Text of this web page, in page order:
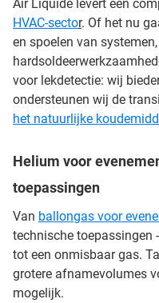
Air Liquide levert een
HVAC-sector. Of het nu
en spoelen van systemen,
voor lekdetectie: wij
ondersteunen wij de
het natuurlijke
Helium voor
toepassingen
Van ballongas voor
technische toepassingen
tot een onmisbaar gas.
grotere afnamevolumes
mogelijk.